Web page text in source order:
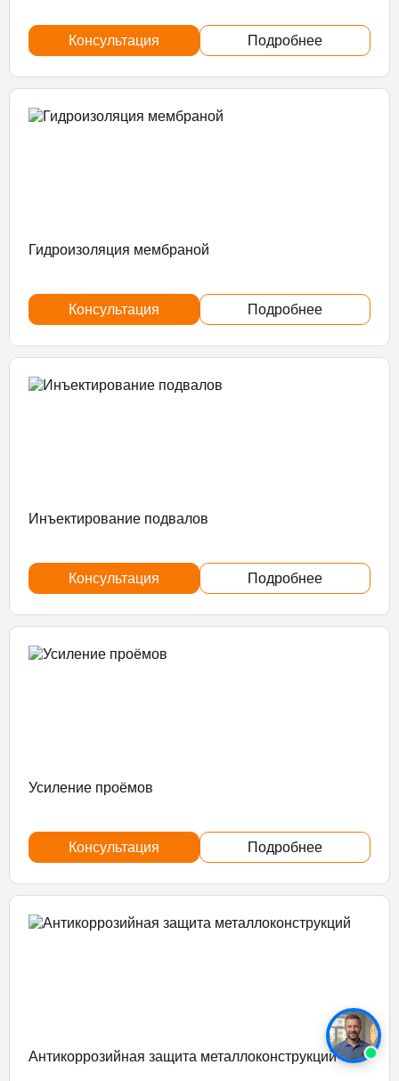
Консультация Подробнее
Гидроизоляция мембраной
Консультация Подробнее
Инъектирование подвалов
Консультация Подробнее
Усиление проёмов
Консультация Подробнее
Антикоррозийная защита металлоконструкций